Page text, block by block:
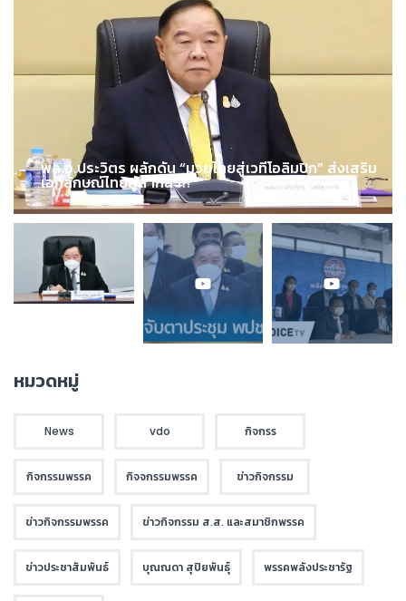
พล.อ.ประวิตร ผลักดัน “มวยไทยสู่เวทีโอลิมปิก” ส่งเสริม
เอกลักษณ์ไทยสู่สากล !!!
หมวดหมู่
News vdo กิจกรร
กิจกรรมพรรค กิจจกรรมพรรค ข่าวกิจกรรม
ข่าวกิจกรรมพรรค ข่าวกิจกรรม ส.ส. และสมาชิกพรรค
ข่าวประชาสัมพันธ์ บุณณดา สุปิยพันธุ์ พรรคพลังประชารัฐ